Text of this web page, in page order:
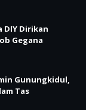
DIY Dirikan
Gegana
Gunungkidul,
Tas